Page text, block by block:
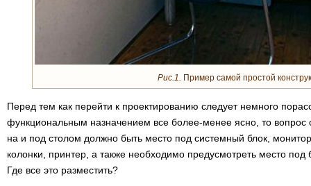
Рис.1. Пример самой простой
Перед тем как перейти к проектированию следует немного
функциональным назначением все более-менее ясно, то вопрос
на и под столом должно быть место под системный блок,
колонки, принтер, а также необходимо предусмотреть место
Где все это разместить?